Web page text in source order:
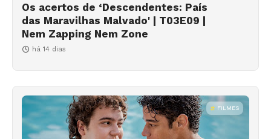
Os acertos de ‘Descendentes: País
das Maravilhas Malvado' | T03E09 |
Nem Zapping Nem Zone
há 14 dias
FILMES